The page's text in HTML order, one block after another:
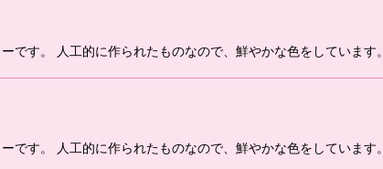
す。 人工的に作られたものなので、鮮やかな色をしています。
す。 人工的に作られたものなので、鮮やかな色をしています。